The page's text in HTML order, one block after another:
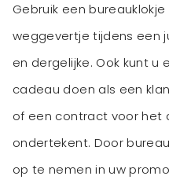
Gebruik een
weggevertje tijdens een
en dergelijke. Ook kunt u
cadeau doen als een
of een contract voor het
ondertekent. Door
op te nemen in uw